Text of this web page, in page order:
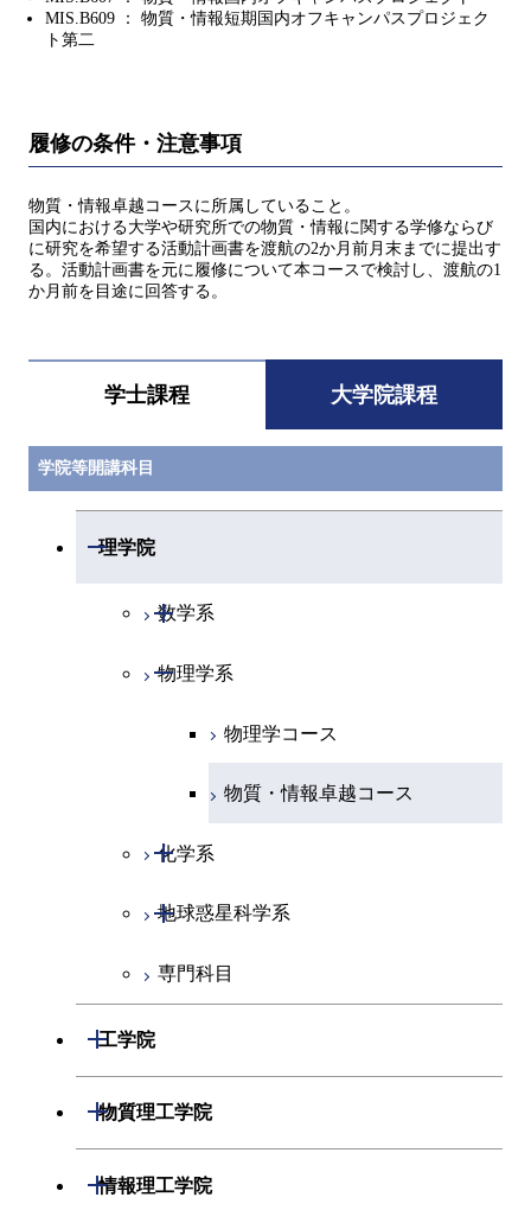
MIS.B609 ： 物質・情報短期国内オフキャンパスプロジェク
ト第二
履修の条件・注意事項
物質・情報卓越コースに所属していること。
国内における大学や研究所での物質・情報に関する学修ならび
に研究を希望する活動計画書を渡航の2か月前月末までに提出す
る。活動計画書を元に履修について本コースで検討し、渡航の1
か月前を目途に回答する。
学士課程 大学院課程
学院等開講科目
理学院
開閉
数学系
開閉
数学コース
物理学系
開閉
物理学コース
物質・情報卓越コース
化学系
開閉
化学コース
エネルギーコース
地球惑星科学系
開閉
地球惑星科学コース
専門科目
工学院
開閉
機械系
開閉
物質理工学院
開閉
材料系
開閉
情報理工学院
開閉